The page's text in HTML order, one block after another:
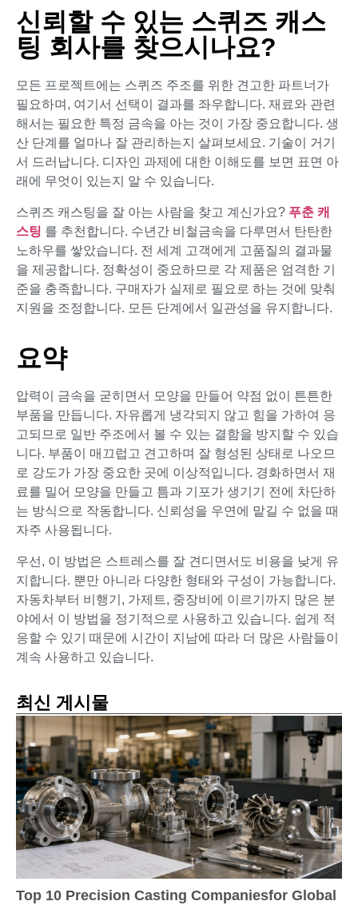
신뢰할 수 있는 스퀴즈 캐스
팅 회사를 찾으시나요?
모든 프로젝트에는 스퀴즈 주조를 위한 견고한 파트너가
필요하며, 여기서 선택이 결과를 좌우합니다. 재료와 관련
해서는 필요한 특정 금속을 아는 것이 가장 중요합니다. 생
산 단계를 얼마나 잘 관리하는지 살펴보세요. 기술이 거기
서 드러납니다. 디자인 과제에 대한 이해도를 보면 표면 아
래에 무엇이 있는지 알 수 있습니다.
스퀴즈 캐스팅을 잘 아는 사람을 찾고 계신가요? 푸춘 캐
스팅 를 추천합니다. 수년간 비철금속을 다루면서 탄탄한
노하우를 쌓았습니다. 전 세계 고객에게 고품질의 결과물
을 제공합니다. 정확성이 중요하므로 각 제품은 엄격한 기
준을 충족합니다. 구매자가 실제로 필요로 하는 것에 맞춰
지원을 조정합니다. 모든 단계에서 일관성을 유지합니다.
요약
압력이 금속을 굳히면서 모양을 만들어 약점 없이 튼튼한
부품을 만듭니다. 자유롭게 냉각되지 않고 힘을 가하여 응
고되므로 일반 주조에서 볼 수 있는 결함을 방지할 수 있습
니다. 부품이 매끄럽고 견고하며 잘 형성된 상태로 나오므
로 강도가 가장 중요한 곳에 이상적입니다. 경화하면서 재
료를 밀어 모양을 만들고 틈과 기포가 생기기 전에 차단하
는 방식으로 작동합니다. 신뢰성을 우연에 맡길 수 없을 때
자주 사용됩니다.
우선, 이 방법은 스트레스를 잘 견디면서도 비용을 낮게 유
지합니다. 뿐만 아니라 다양한 형태와 구성이 가능합니다.
자동차부터 비행기, 가제트, 중장비에 이르기까지 많은 분
야에서 이 방법을 정기적으로 사용하고 있습니다. 쉽게 적
응할 수 있기 때문에 시간이 지남에 따라 더 많은 사람들이
계속 사용하고 있습니다.
최신 게시물
Top 10 Precision Casting Companiesfor Global